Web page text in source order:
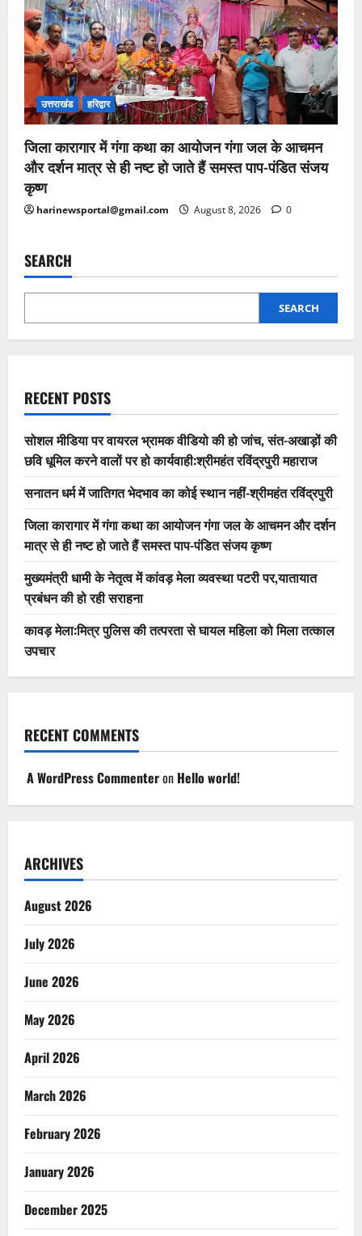
उत्तराखंड हरिद्वार
जिला कारागार में गंगा कथा का आयोजन गंगा जल के आचमन
और दर्शन मात्र से ही नष्ट हो जाते हैं समस्त पाप-पंडित संजय
कृष्ण
harinewsportal@gmail.com August 8, 2026 0
SEARCH
SEARCH
RECENT POSTS
सोशल मीडिया पर वायरल भ्रामक वीडियो की हो जांच, संत-अखाड़ों की
छवि धूमिल करने वालों पर हो कार्यवाही:श्रीमहंत रविंद्रपुरी महाराज
सनातन धर्म में जातिगत भेदभाव का कोई स्थान नहीं-श्रीमहंत रविंद्रपुरी
जिला कारागार में गंगा कथा का आयोजन गंगा जल के आचमन और दर्शन
मात्र से ही नष्ट हो जाते हैं समस्त पाप-पंडित संजय कृष्ण
मुख्यमंत्री धामी के नेतृत्व में कांवड़ मेला व्यवस्था पटरी पर,यातायात
प्रबंधन की हो रही सराहना
कावड़ मेला:मित्र पुलिस की तत्परता से घायल महिला को मिला तत्काल
उपचार
RECENT COMMENTS
A WordPress Commenteron Hello world!
ARCHIVES
August 2026
July 2026
June 2026
May 2026
April 2026
March 2026
February 2026
January 2026
December 2025